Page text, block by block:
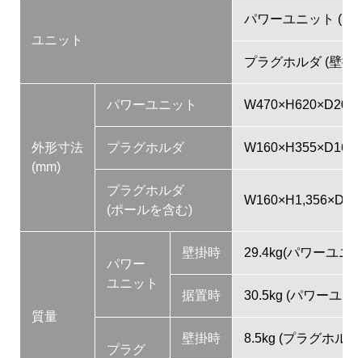
ユニット
パワーユニット ( 据
プラグホルダ (壁
外形寸法
(mm)
パワーユニット W470×H620×D200
プラグホルダ W160×H355×D160
プラグホルダ
(ポールを含む)
質量
パワー
ユニット
壁掛時 29.4kg(パワーユニ
据置時 30.5kg (パワーユニ
プラグ
壁掛時 8.5kg (プラグホル